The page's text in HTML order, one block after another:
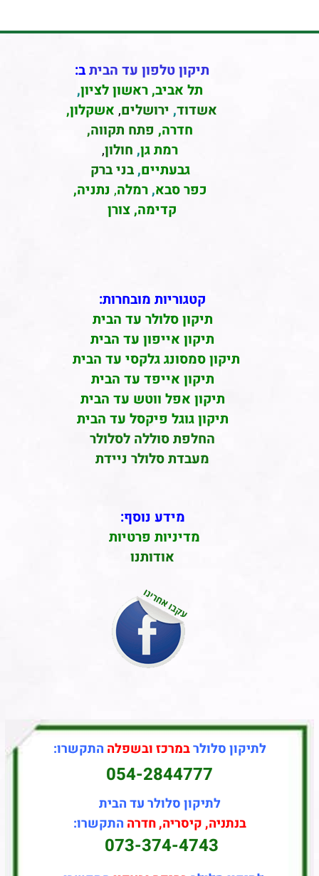
תיקון טלפון עד הביתב:
תל אביב, ראשון לציון,
אשדוד, ירושלים, אשקלון,
חדרה, פתח תקווה,
רמת גן, חולון,
גבעתיים,בני ברק
כפר סבא,רמלה, נתניה,
קדימה, צורן
קטגוריות מובחרות:
תיקון סלולר עד הבית
תיקון אייפון עד הבית
תיקון סמסונג גלקסי עד הבית
תיקון אייפד עד הבית
תיקון אפל ווטש עד הבית
תיקון גוגל פיקסל עד הבית
החלפת סוללה לסלולר
מעבדת סלולר ניידת
מידע נוסף:
מדיניות פרטיות
אודותנו
לתיקון סלולרבמרכז ובשפלה התקשרו:
054-2844777
לתיקון סלולר עד הבית
בנתניה, קיסריה, חדרה התקשרו:
073-374-4743